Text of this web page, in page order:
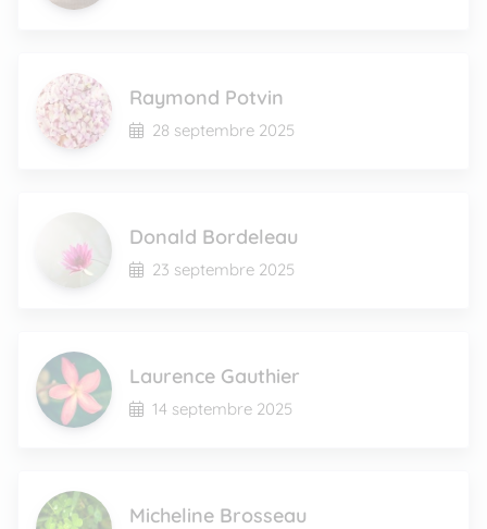
Raymond Potvin
28 septembre 2025
Donald Bordeleau
23 septembre 2025
Laurence Gauthier
14 septembre 2025
Micheline Brosseau